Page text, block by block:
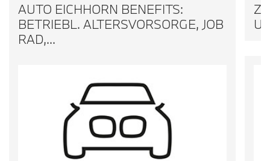
AUTO EICHHORN BENEFITS:
BETRIEBL. ALTERSVORSORGE, JOB
RAD,...